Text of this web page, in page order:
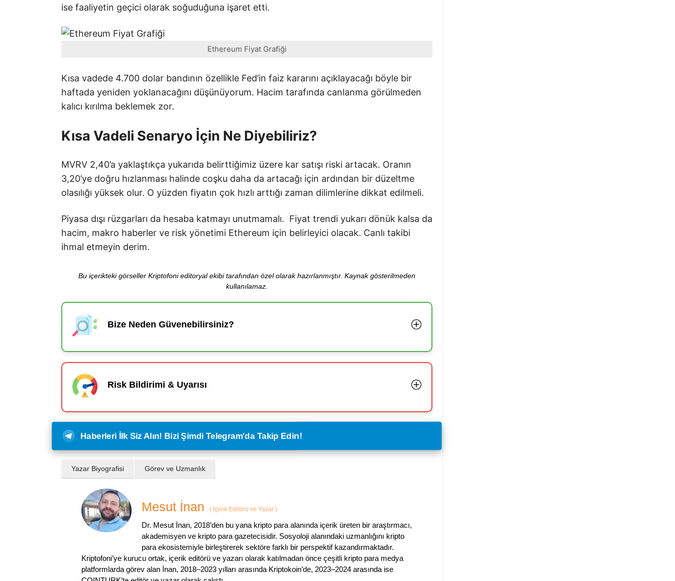
ise faaliyetin geçici olarak soğuduğuna işaret etti.
Ethereum Fiyat Grafiği
Kısa vadede 4.700 dolar bandının özellikle Fed’in faiz kararını açıklayacağı böyle bir
haftada yeniden yoklanacağını düşünüyorum. Hacim tarafında canlanma görülmeden
kalıcı kırılma beklemek zor.
Kısa Vadeli Senaryo İçin Ne Diyebiliriz?
MVRV 2,40’a yaklaştıkça yukarıda belirttiğimiz üzere kar satışı riski artacak. Oranın
3,20’ye doğru hızlanması halinde coşku daha da artacağı için ardından bir düzeltme
olasılığı yüksek olur. O yüzden fiyatın çok hızlı arttığı zaman dilimlerine dikkat edilmeli.
Piyasa dışı rüzgarları da hesaba katmayı unutmamalı. Fiyat trendi yukarı dönük kalsa da
hacim, makro haberler ve risk yönetimi Ethereum için belirleyici olacak. Canlı takibi
ihmal etmeyin derim.
Bu içerikteki görseller Kriptofoni editoryal ekibi tarafından özel olarak hazırlanmıştır. Kaynak gösterilmeden
kullanılamaz.
Bize Neden Güvenebilirsiniz?
Risk Bildirimi & Uyarısı
Haberleri İlk Siz Alın! Bizi Şimdi Telegram'da Takip Edin!
Yazar Biyografisi Görev ve Uzmanlık
Mesut İnan ( İçerik Editörü ve Yazar )
Dr. Mesut İnan, 2018’den bu yana kripto para alanında içerik üreten bir araştırmacı,
akademisyen ve kripto para gazetecisidir. Sosyoloji alanındaki uzmanlığını kripto
para ekosistemiyle birleştirerek sektöre farklı bir perspektif kazandırmaktadır.
Kriptofoni’ye kurucu ortak, içerik editörü ve yazarı olarak katılmadan önce çeşitli kripto para medya
platformlarda görev alan İnan, 2018–2023 yılları arasında Kriptokoin’de, 2023–2024 arasında ise